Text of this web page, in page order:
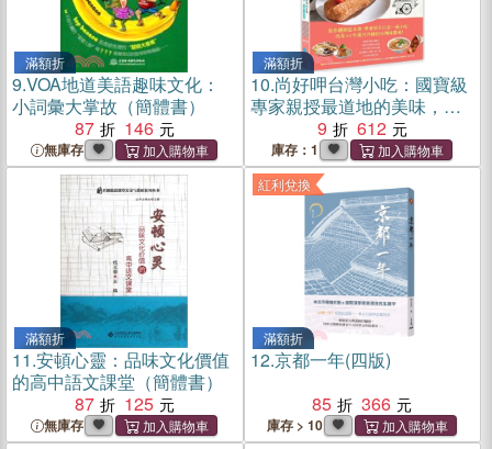
滿額折
9.VOA地道美語趣味文化：
小詞彙大掌故（簡體書）
87
146
無庫存
滿額折
10.尚好呷台灣小吃：國寶級
專家親授最道地的美味，在
家輕鬆學╳創業致富配方╳
品味文化典故
9 612
庫存：1
滿額折
11.安頓心靈：品味文化價值
的高中語文課堂（簡體書）
87
125
無庫存
紅利兌換
滿額折
12.京都一年(四版)
85
366
庫存 > 10